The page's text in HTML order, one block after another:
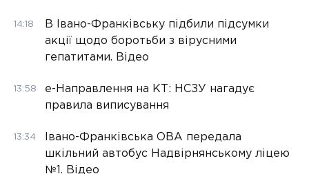
14:18
В Івано-Франківську підбили підсумки
акції щодо боротьби з вірусними
гепатитами. Відео
13:58
е-Направлення на КТ: НСЗУ нагадує
правила виписування
13:34
Івано-Франківська ОВА передала
шкільний автобус Надвірнянському ліцею
№1. Відео